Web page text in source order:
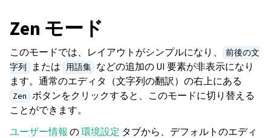
Zen モード
このモードでは、レイアウトがシンプルになり、
前後の文
字列
または 用語集 などの追加の UI 要素が非表示になり
ます。通常のエディタ（文字列の翻訳）の右上にある
Zen ボタンをクリックすると、このモードに切り替える
ことができます。
ユーザー情報 の環境設定 タブから、デフォルトのエディ